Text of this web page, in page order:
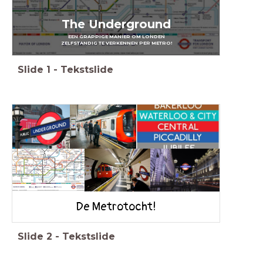
The Underground
EEN GRAPPIGE MANIER OM LONDEN
ZELFSTANDIG TE VERKENNEN PER METRO!
Slide 1 - Tekstslide
De Metrotocht!
Slide 2 - Tekstslide